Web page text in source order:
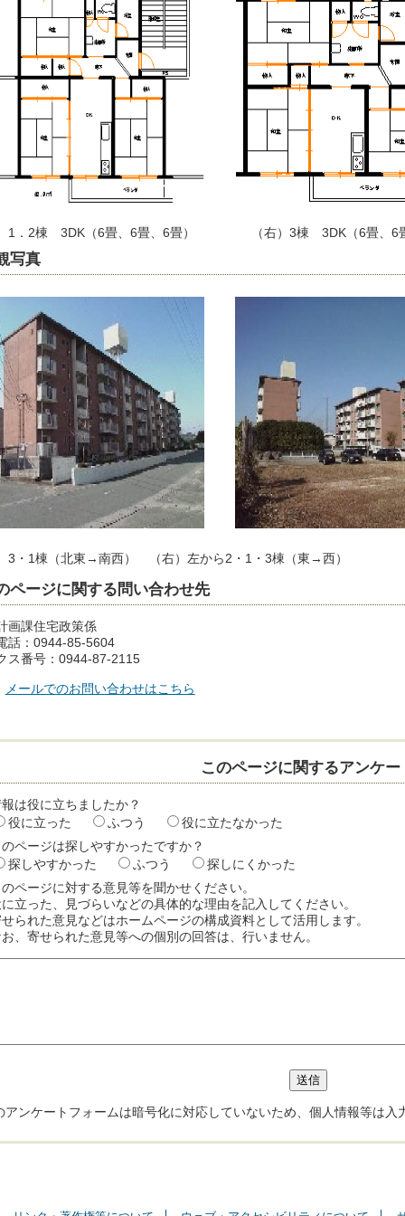
1．2棟 3DK（6畳、6畳、6畳） （右）3棟 3DK（6畳、6畳
写真
3・1棟（北東→南西） （右）左から2・1・3棟（東→西）
ページに関する問い合わせ先
画課住宅政策係
話：0944-85-5604
ス番号：0944-87-2115
メールでのお問い合わせはこちら
このページに関するアンケー
は役に立ちましたか？
役に立った
ふつう
役に立たなかった
ページは探しやすかったですか？
探しやすかった
ふつう
探しにくかった
ページに対する意見等を聞かせください。
立った、見づらいなどの具体的な理由を記入してください。
られた意見などはホームページの構成資料として活用します。
、寄せられた意見等への個別の回答は、行いません。
アンケートフォームは暗号化に対応していないため、個人情報等は入